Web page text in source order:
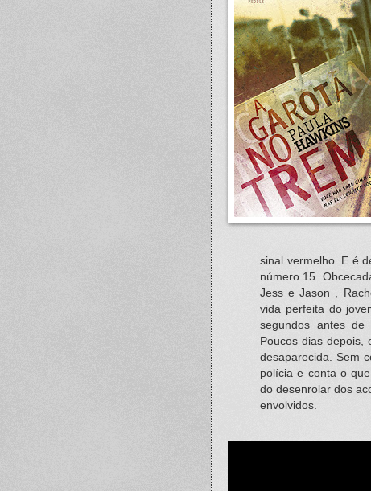
sinal vermelho. E é
número 15.
Jess e Jason ,
vida perfeita do
segundos antes
Poucos dias depois,
desaparecida. Sem
polícia e conta o
do desenrolar dos
envolvidos.